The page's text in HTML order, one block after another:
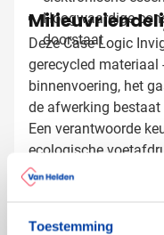
Toestemming
Hoogwaardige
doorstaat
Deze Case Logic
gerecycled
binnenvoering, het
de afwerking bestaat
Een verantwoorde
ecologische
leveren op kwaliteit.
Kabeltassen
Bij Van Helden